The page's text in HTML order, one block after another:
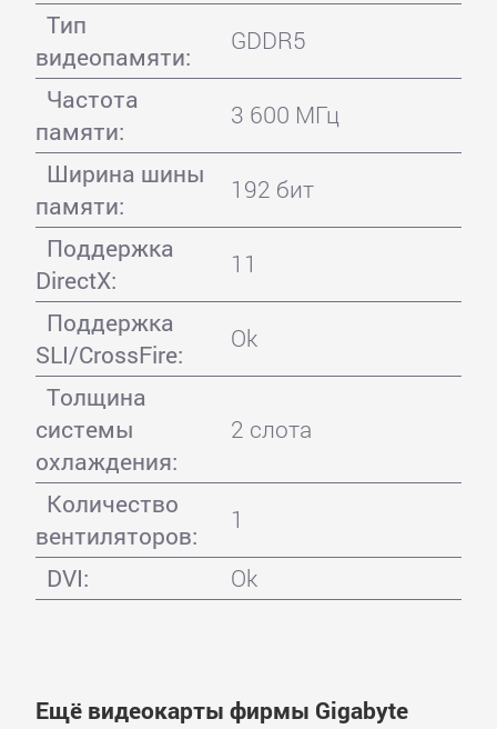
Тип
видеопамяти:
GDDR5
Частота
памяти:
3 600 МГц
Ширина шины
памяти:
192 бит
Поддержка
DirectX:
11
Поддержка
SLI/CrossFire:
Ok
Толщина
системы
охлаждения:
2 слота
Количество
вентиляторов:
1
DVI:
Ok
Ещё видеокарты фирмы Gigabyte